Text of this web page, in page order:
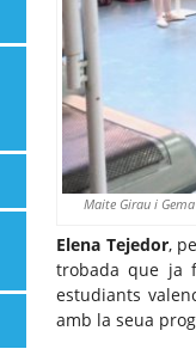
Maite Girau i
Elena Tejedor,
trobada que ja
estudiants
amb la seua